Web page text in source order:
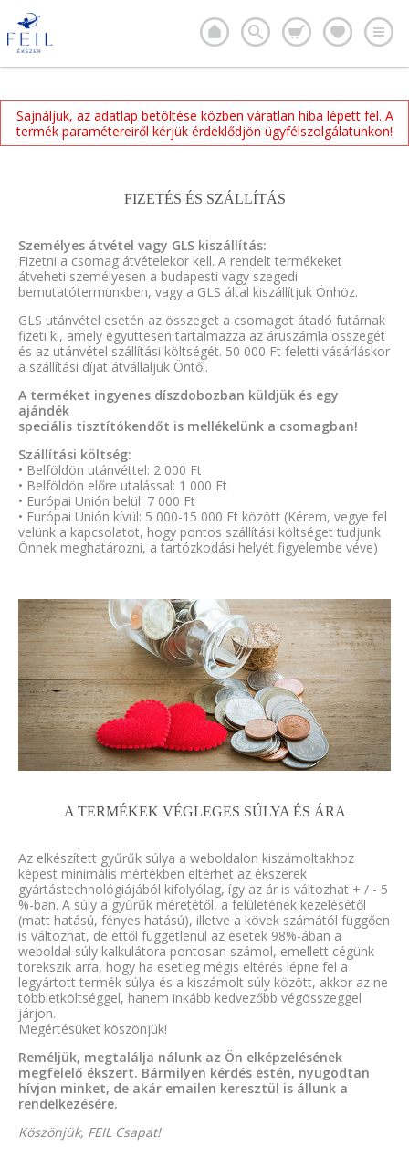
Sajnáljuk, az adatlap betöltése közben váratlan hiba lépett fel. A
termék paramétereiről kérjük érdeklődjön ügyfélszolgálatunkon!
FIZETÉS ÉS SZÁLLÍTÁS
Személyes átvétel vagy GLS kiszállítás:
Fizetni a csomag átvételekor kell. A rendelt termékeket
átveheti személyesen a budapesti vagy szegedi
bemutatótermünkben, vagy a GLS által kiszállítjuk Önhöz.
GLS utánvétel esetén az összeget a csomagot átadó futárnak
fizeti ki, amely együttesen tartalmazza az áruszámla összegét
és az utánvétel szállítási költségét. 50 000 Ft feletti vásárláskor
a szállítási díjat átvállaljuk Öntől.
A terméket ingyenes díszdobozban küldjük és egy
ajándék
speciális tisztítókendőt is mellékelünk a csomagban!
Szállítási költség:
• Belföldön utánvéttel: 2 000 Ft
• Belföldön előre utalással: 1 000 Ft
• Európai Unión belül: 7 000 Ft
• Európai Unión kívül: 5 000-15 000 Ft között (Kérem, vegye fel
velünk a kapcsolatot, hogy pontos szállítási költséget tudjunk
Önnek meghatározni, a tartózkodási helyét figyelembe véve)
A TERMÉKEK VÉGLEGES SÚLYA ÉS ÁRA
Az elkészített gyűrűk súlya a weboldalon kiszámoltakhoz
képest minimális mértékben eltérhet az ékszerek
gyártástechnológiájából kifolyólag, így az ár is változhat + / - 5
%-ban. A súly a gyűrűk méretétől, a felületének kezelésétől
(matt hatású, fényes hatású), illetve a kövek számától függően
is változhat, de ettől függetlenül az esetek 98%-ában a
weboldal súly kalkulátora pontosan számol, emellett cégünk
törekszik arra, hogy ha esetleg mégis eltérés lépne fel a
legyártott termék súlya és a kiszámolt súly között, akkor az ne
többletköltséggel, hanem inkább kedvezőbb végösszeggel
járjon.
Megértésüket köszönjük!
Reméljük, megtalálja nálunk az Ön elképzelésének
megfelelő ékszert. Bármilyen kérdés estén, nyugodtan
hívjon minket, de akár emailen keresztül is állunk a
rendelkezésére.
Köszönjük, FEIL Csapat!